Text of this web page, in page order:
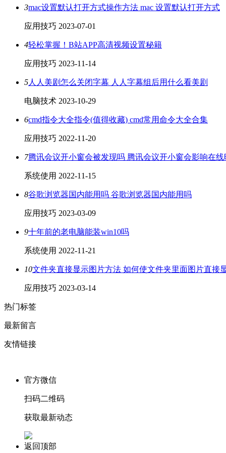
3mac设置默认打开方式操作方法 mac 设置默认打开方式
应用技巧 2023-07-01
4轻松掌握！B站APP高清视频设置秘籍
应用技巧 2023-11-14
5人人美剧怎么关闭字幕 人人字幕组后用什么看美剧
电脑技术 2023-10-29
6cmd指令大全指令(值得收藏) cmd常用命令大全合集
应用技巧 2022-11-20
7腾讯会议开小窗会被发现吗 腾讯会议开小窗会影响在线
系统使用 2022-11-15
8谷歌浏览器国内能用吗 谷歌浏览器国内能用吗
应用技巧 2023-03-09
9十年前的老电脑能装win10吗
系统使用 2022-11-21
10文件夹直接显示图片方法 如何使文件夹里面图片直接
应用技巧 2023-03-14
热门标签
最新留言
友情链接
官方微信
扫码二维码
获取最新动态
返回顶部